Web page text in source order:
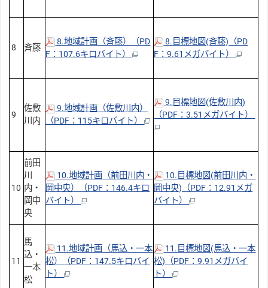
8 斉藤
8.地域計画（斉藤）（PD
F：107.6キロバイト）
8.目標地図(斉藤)（PD
F：9.61メガバイト）
9
佐敷
川内
9.地域計画（佐敷川内）
（PDF：115キロバイト）
9.目標地図(佐敷川内)
（PDF：3.51メガバイト）
10
前田
川
内・
岡中
央
10.地域計画（前田川内・
岡中央）（PDF：146.4キロ
バイト）
10.目標地図(前田川内・
岡中央)（PDF：12.91メガ
バイト）
11
馬
込・
一本
松
11.地域計画（馬込・一本
松）（PDF：147.5キロバイ
ト）
11.目標地図(馬込・一本
松)（PDF：9.91メガバイ
ト）